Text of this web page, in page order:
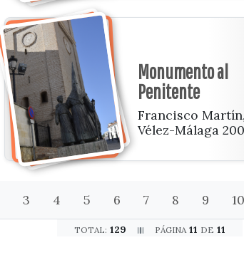
Monumento al
Penitente
Francisco Martín,
Vélez-Málaga
3 4 5 6 7 8 9 10
TOTAL: 129 PÁGINA 11 DE 11